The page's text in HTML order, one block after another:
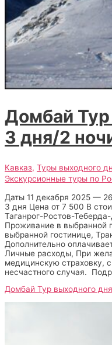
Домбай
3 дня/2
Кавказ, Туры выходного
Экскурсионные туры по
Даты 11 декабря 2025 —
3 дня Цена от 7 500 В
Таганрог-Ростов-
Проживание в выбранной
выбранной гостинице,
Дополнительно
Личные расходы, При
медицинскую страховку,
несчастного случая.
Домбай Тур выходного